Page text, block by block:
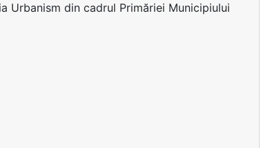
Urbanism din cadrul Primăriei Municipiului